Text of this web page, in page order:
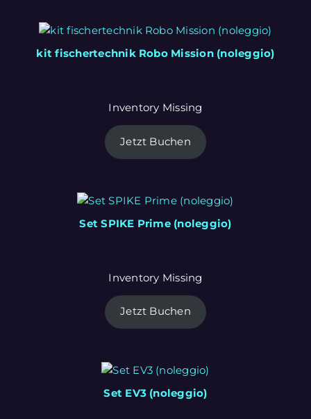
kit fischertechnik Robo Mission (noleggio)
Inventory Missing
Jetzt Buchen
Set SPIKE Prime (noleggio)
Inventory Missing
Jetzt Buchen
Set EV3 (noleggio)